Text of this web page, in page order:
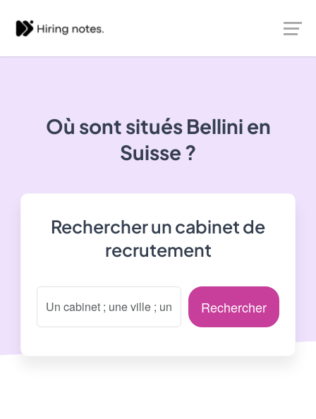
Où sont situés Bellini en
Suisse ?
Rechercher un cabinet de
recrutement
Rechercher